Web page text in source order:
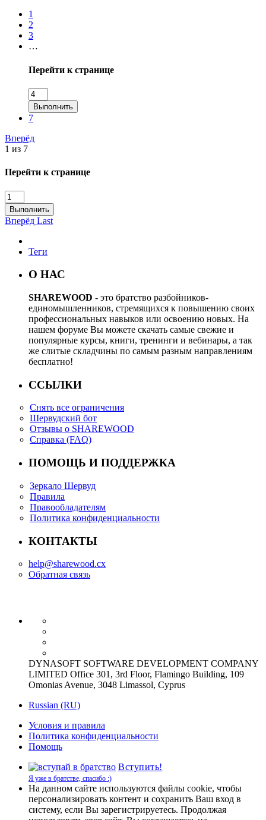
1
2
3
…
Перейти к странице
Выполнить
7
Вперёд
1 из 7
Перейти к странице
Выполнить
Вперёд Last
Теги
О НАС
SHAREWOOD - это братство разбойников-
единомышленников, стремящихся к повышению своих
профессиональных навыков или освоению новых. На
нашем форуме Вы можете скачать самые свежие и
популярные курсы, книги, тренинги и вебинары, а так
же слитые складчины по самым разным направлениям
бесплатно!
ССЫЛКИ
Снять все ограничения
Шервудский бот
Отзывы о SHAREWOOD
Справка (FAQ)
ПОМОЩЬ И ПОДДЕРЖКА
Зеркало Шервуд
Правила
Правообладателям
Политика конфиденциальности
КОНТАКТЫ
help@sharewood.cx
Обратная связь
DYNASOFT SOFTWARE DEVELOPMENT COMPANY
LIMITED Office 301, 3rd Floor, Flamingo Building, 109
Omonias Avenue, 3048 Limassol, Cyprus
Russian (RU)
Условия и правила
Политика конфиденциальности
Помощь
Вступить!
Я уже в братстве, спасибо :)
На данном сайте используются файлы cookie, чтобы
персонализировать контент и сохранить Ваш вход в
систему, если Вы зарегистрируетесь. Продолжая